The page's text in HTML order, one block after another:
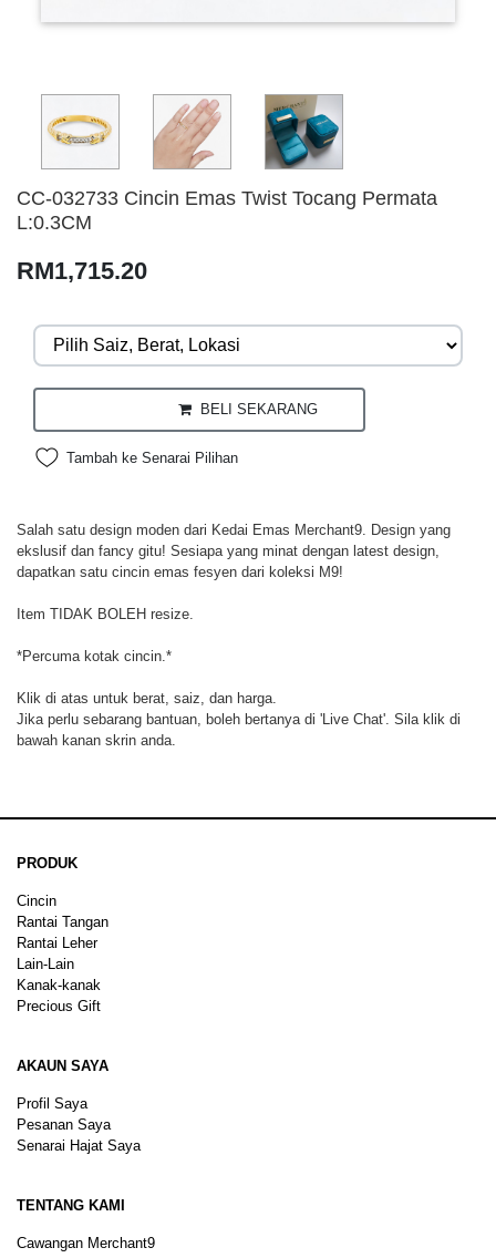
CC-032733 Cincin Emas Twist Tocang Permata
L:0.3CM
RM1,715.20
BELI SEKARANG
Tambah ke Senarai Pilihan
Salah satu design moden dari Kedai Emas Merchant9. Design yang
ekslusif dan fancy gitu! Sesiapa yang minat dengan latest design,
dapatkan satu cincin emas fesyen dari koleksi M9!
Item TIDAK BOLEH resize.
*Percuma kotak cincin.*
Klik di atas untuk berat, saiz, dan harga.
Jika perlu sebarang bantuan, boleh bertanya di 'Live Chat'. Sila klik di
bawah kanan skrin anda.
PRODUK
Cincin
Rantai Tangan
Rantai Leher
Lain-Lain
Kanak-kanak
Precious Gift
AKAUN SAYA
Profil Saya
Pesanan Saya
Senarai Hajat Saya
TENTANG KAMI
Cawangan Merchant9